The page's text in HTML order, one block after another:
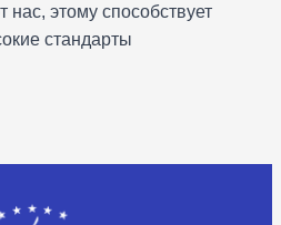
этому способствует
стандарты